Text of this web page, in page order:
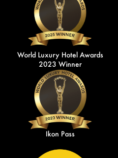
World Luxury Hotel Awards
2023 Winner
Ikon Pass